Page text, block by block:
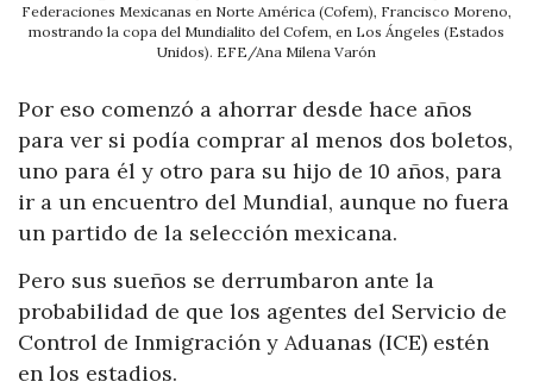
Federaciones Mexicanas en Norte América (Cofem), Francisco Moreno,
mostrando la copa del Mundialito del Cofem, en Los Ángeles (Estados
Unidos). EFE/Ana Milena Varón
Por eso comenzó a ahorrar desde hace años
para ver si podía comprar al menos dos boletos,
uno para él y otro para su hijo de 10 años, para
ir a un encuentro del Mundial, aunque no fuera
un partido de la selección mexicana.
Pero sus sueños se derrumbaron ante la
probabilidad de que los agentes del Servicio de
Control de Inmigración y Aduanas (ICE) estén
en los estadios.